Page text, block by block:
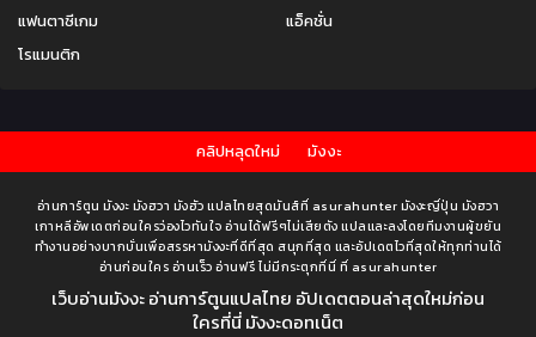
แฟนตาซีเกม
แอ็คชั่น
โรแมนติก
คลิปหลุดใหม่ มังงะ
อ่านการ์ตูน มังงะ มังฮวา มังฮัว แปลไทยสุดมันส์ที่ asurahunter มังงะญี่ปุ่น มังฮวา
เกาหลีอัพเดตก่อนใครว่องไวทันใจ อ่านได้ฟรีๆไม่เสียตัง แปลและลงโดยทีมงานผู้ขยัน
ทำงานอย่างบากบั่นเพื่อสรรหามังงะที่ดีที่สุด สนุกที่สุด และอัปเดตไวที่สุดให้ทุกท่านได้
อ่านก่อนใคร อ่านเร็ว อ่านฟรี ไม่มีกระตุกที่นี่ ที่ asurahunter
เว็บอ่านมังงะ อ่านการ์ตูนแปลไทย อัปเดตตอนล่าสุดใหม่ก่อน
ใครที่นี่ มังงะดอทเน็ต